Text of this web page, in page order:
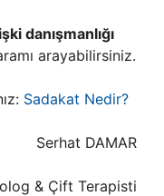
danışmanlığı
arayabilirsiniz.
Sadakat Nedir?
Serhat DAMAR
& Çift Terapisti